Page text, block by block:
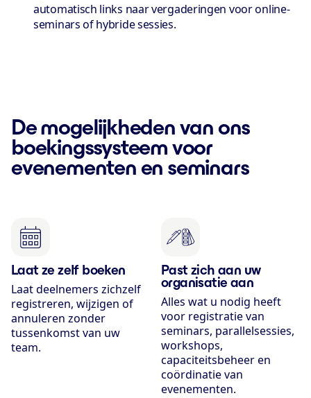
automatisch links naar vergaderingen voor online-
seminars of hybride sessies.
De mogelijkheden van ons
boekingssysteem voor
evenementen en seminars
Laat ze zelf boeken
Laat deelnemers zichzelf
registreren, wijzigen of
annuleren zonder
tussenkomst van uw
team.
Past zich aan uw
organisatie aan
Alles wat u nodig heeft
voor registratie van
seminars, parallelsessies,
workshops,
capaciteitsbeheer en
coördinatie van
evenementen.